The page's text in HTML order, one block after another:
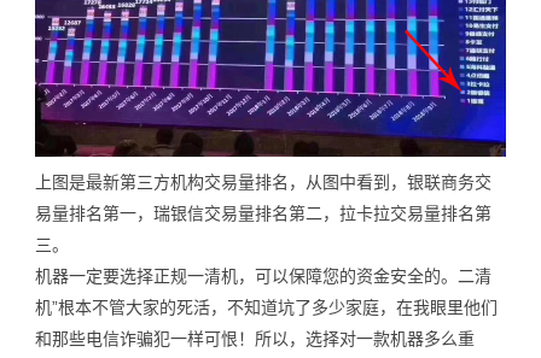
上图是最新第三方机构交易量排名，从图中看到，银联商务交
易量排名第一，瑞银信交易量排名第二，拉卡拉交易量排名第
三。
机器一定要选择正规一清机，可以保障您的资金安全的。二清
机”根本不管大家的死活，不知道坑了多少家庭，在我眼里他们
和那些电信诈骗犯一样可恨！所以，选择对一款机器多么重